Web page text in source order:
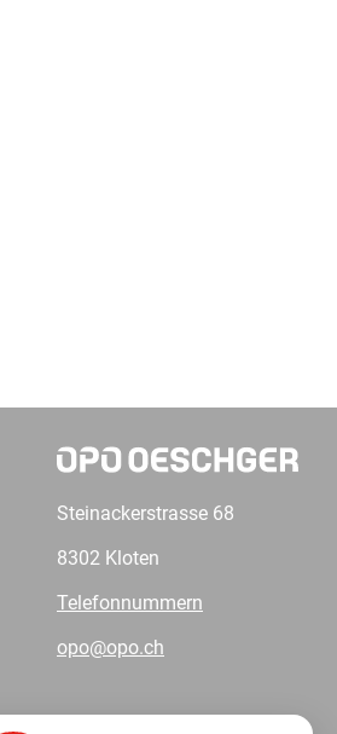
Steinackerstrasse 68
8302 Kloten
Telefonnummern
opo@opo.ch